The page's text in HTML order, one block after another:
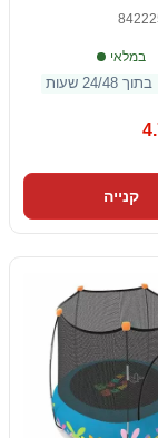
במלאי
48 שעות
קנייה